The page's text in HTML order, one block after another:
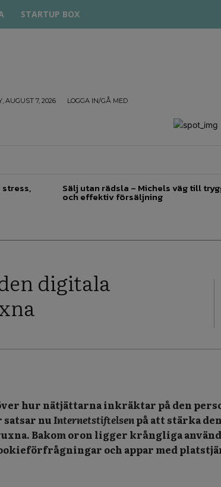
STARTUP BOX
AUGUST 7, 2026 LOGGA IN/GÅ MED
Sälj utan rädsla – Michels väg till
och effektiv försäljning
digitala
hur nätjättarna inkräktar på den
nuInternetstiftelsenpå att stärka
Bakom oron ligger krångliga
och appar med